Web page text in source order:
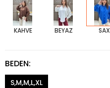
KAHVE BEYAZ SAX
BEDEN:
S,M,M,L,XL